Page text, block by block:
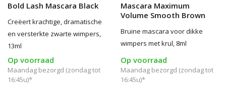
Bold Lash Mascara Black
Creëert krachtige, dramatische
en versterkte zwarte wimpers,
13ml
Op voorraad
Maandag bezorgd (zondag tot
16:45u)*
Mascara Maximum
Volume Smooth Brown
Bruine mascara voor dikke
wimpers met krul, 8ml
Op voorraad
Maandag bezorgd (zondag tot
16:45u)*